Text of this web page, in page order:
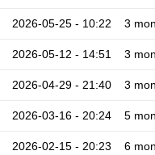
2026-05-25 - 10:22 3
2026-05-12 - 14:51 3
2026-04-29 - 21:40 3
2026-03-16 - 20:24 5
2026-02-15 - 20:23 6